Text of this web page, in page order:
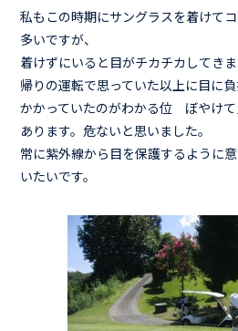
私もこの時期にサングラスを着けて
多いですが、
着けずにいると目がチカチカしてきま
帰りの運転で思っていた以上に目に
かかっていたのがわかる位 ぼやけ
あります。危ないと思いました。
常に紫外線から目を保護するように
いたいです。